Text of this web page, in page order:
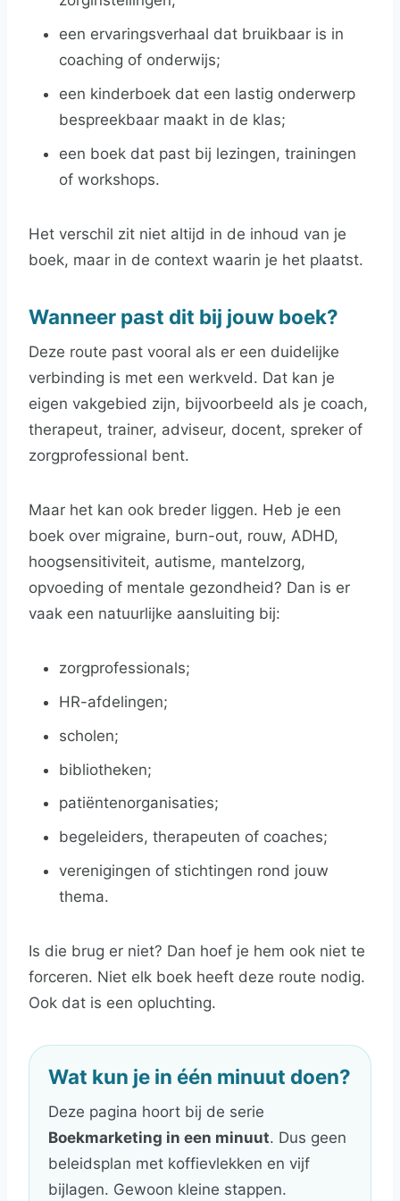
een ervaringsverhaal dat bruikbaar is in
coaching of onderwijs;
een kinderboek dat een lastig onderwerp
bespreekbaar maakt in de klas;
een boek dat past bij lezingen, trainingen
of workshops.
Het verschil zit niet altijd in de inhoud van je
boek, maar in de context waarin je het plaatst.
Wanneer past dit bij jouw boek?
Deze route past vooral als er een duidelijke
verbinding is met een werkveld. Dat kan je
eigen vakgebied zijn, bijvoorbeeld als je coach,
therapeut, trainer, adviseur, docent, spreker of
zorgprofessional bent.
Maar het kan ook breder liggen. Heb je een
boek over migraine, burn-out, rouw, ADHD,
hoogsensitiviteit, autisme, mantelzorg,
opvoeding of mentale gezondheid? Dan is er
vaak een natuurlijke aansluiting bij:
zorgprofessionals;
HR-afdelingen;
scholen;
bibliotheken;
patiëntenorganisaties;
begeleiders, therapeuten of coaches;
verenigingen of stichtingen rond jouw
thema.
Is die brug er niet? Dan hoef je hem ook niet te
forceren. Niet elk boek heeft deze route nodig.
Ook dat is een opluchting.
Wat kun je in één minuut doen?
Deze pagina hoort bij de serie
Boekmarketing in een minuut. Dus geen
beleidsplan met koffievlekken en vijf
bijlagen. Gewoon kleine stappen.